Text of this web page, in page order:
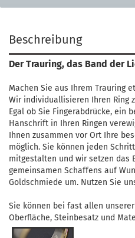
Beschreibung
Der Trauring, das Band der
Machen Sie aus Ihrem Trauring
Wir individuallisieren Ihren Ring
Egal ob Sie Fingerabdrücke, ein
Hanschrift in Ihren Ringen
Ihnen zusammen vor Ort Ihre
möglich. Sie können jeden
mitgestalten und wir setzen das
gemeinsamen Schaffens auf
Goldschmiede um. Nutzen Sie
Sie können bei fast allen
Oberfläche, Steinbesatz und